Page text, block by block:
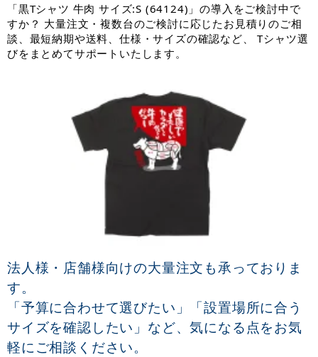
「黒Tシャツ 牛肉 サイズ:S (64124)」の導入をご検討中で
すか？ 大量注文・複数台のご検討に応じたお見積りのご相
談、最短納期や送料、仕様・サイズの確認など、 Tシャツ選
びをまとめてサポートいたします。
法人様・店舗様向けの大量注文も承っておりま
す。
「予算に合わせて選びたい」「設置場所に合う
サイズを確認したい」など、気になる点をお気
軽にご相談ください。